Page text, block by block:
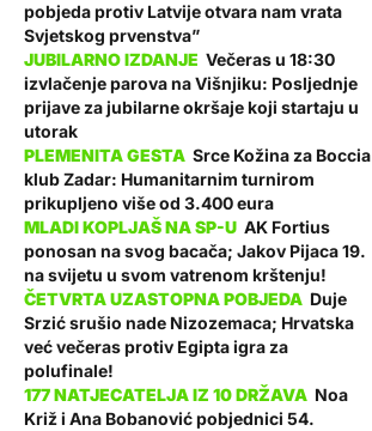
pobjeda protiv Latvije otvara nam vrata
Svjetskog prvenstva”
Večeras u 18:30
izvlačenje parova na Višnjiku: Posljednje
prijave za jubilarne okršaje koji startaju u
utorak
Srce Kožina za Boccia
klub Zadar: Humanitarnim turnirom
prikupljeno više od 3.400 eura
AK Fortius
ponosan na svog bacača; Jakov Pijaca 19.
na svijetu u svom vatrenom krštenju!
Duje
Srzić srušio nade Nizozemaca; Hrvatska
već večeras protiv Egipta igra za
polufinale!
Noa
Križ i Ana Bobanović pobjednici 54.